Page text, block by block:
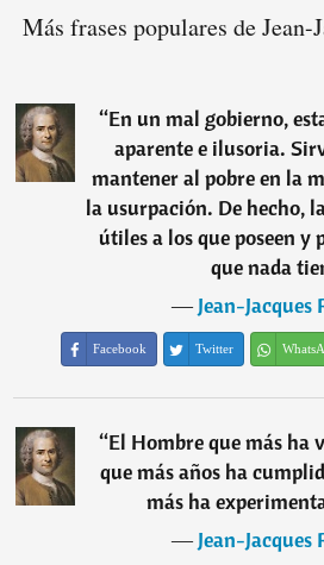
Más frases populares de Jean-
“En un mal gobierno,
aparente e ilusoria.
mantener al pobre en la
la usurpación. De hecho,
útiles a los que poseen y
que nada
―Jean-Jacques
Facebook Twitter
“El Hombre que más ha
que más años ha
más ha
―Jean-Jacques